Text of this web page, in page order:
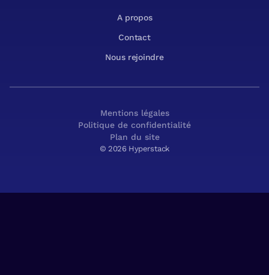
A propos
Contact
Nous rejoindre
© 2026 Hyperstack
Mentions légales
Politique de confidentialité
Plan du site